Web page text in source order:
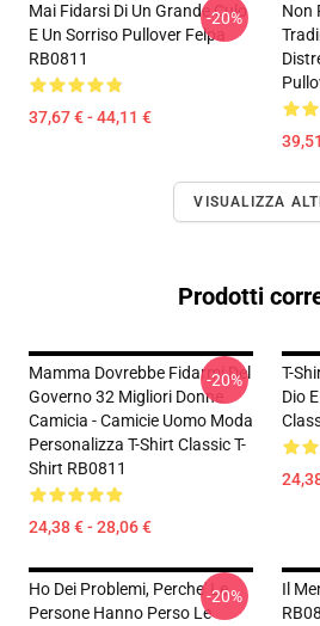
Mai Fidarsi Di Un Grande Culo
E Un Sorriso Pullover Felpa
RB0811
37,67 € - 44,11 €
-20%
Non
VISUALIZZA
Prodotti
Mamma Dovrebbe Fidarmi Del
Governo 32 Migliori Donne
Camicia - Camicie Uomo Moda
Personalizza T-Shirt Classic T-
Shirt RB0811
24,38 € - 28,06 €
-20%
T-
Dio
Ho Dei Problemi, Perche' Le
Persone Hanno Perso Le
-20%
Il